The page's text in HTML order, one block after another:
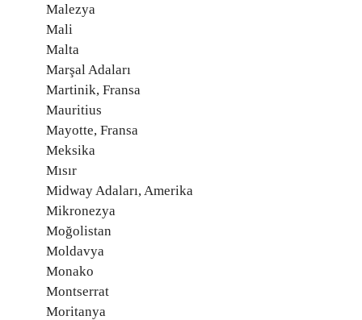
Malezya
Mali
Malta
Marşal Adaları
Martinik, Fransa
Mauritius
Mayotte, Fransa
Meksika
Mısır
Midway Adaları, Amerika
Mikronezya
Moğolistan
Moldavya
Monako
Montserrat
Moritanya